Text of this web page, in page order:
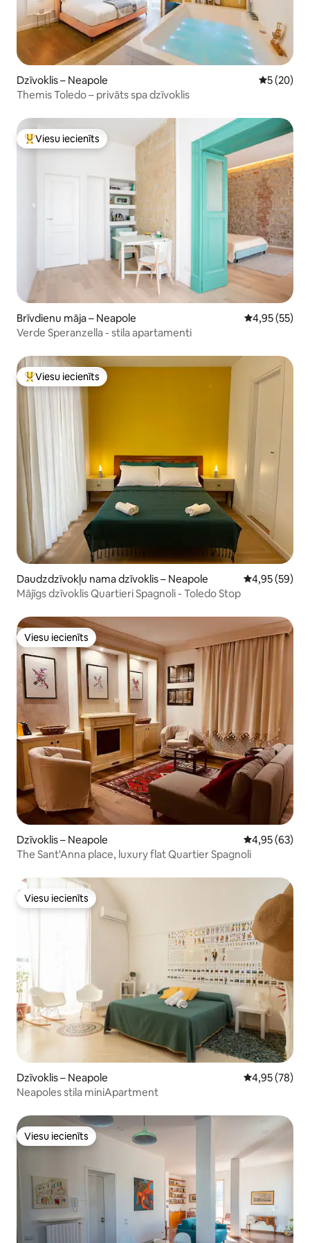
Dzīvoklis – Neapole Vidējais
5 (20)
Themis Toledo – privāts spa dzīvoklis
Populārs viesu iecienīts mājoklis
Viesu iecienīts
Brīvdienu māja – Neapole Vidējais
4,95 (55)
Verde Speranzella - stila apartamenti
Populārs viesu iecienīts mājoklis
Viesu iecienīts
Daudzdzīvokļu nama dzīvoklis – Neapole Vidējais
4,95 (59)
Mājīgs dzīvoklis Quartieri Spagnoli - Toledo Stop
Viesu iecienīts
Viesu iecienīts
Dzīvoklis – Neapole Vidējais
4,95 (63)
The Sant'Anna place, luxury flat Quartier Spagnoli
Viesu iecienīts
Viesu iecienīts
Dzīvoklis – Neapole Vidējais
4,95 (78)
Neapoles stila miniApartment
Viesu iecienīts
Viesu iecienīts